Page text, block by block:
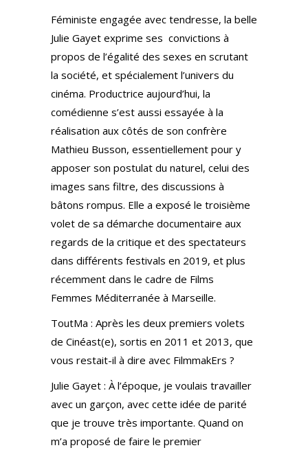
Féministe engagée avec tendresse, la belle
Julie Gayet exprime ses convictions à
propos de l’égalité des sexes en scrutant
la société, et spécialement l’univers du
cinéma. Productrice aujourd’hui, la
comédienne s’est aussi essayée à la
réalisation aux côtés de son confrère
Mathieu Busson, essentiellement pour y
apposer son postulat du naturel, celui des
images sans filtre, des discussions à
bâtons rompus. Elle a exposé le troisième
volet de sa démarche documentaire aux
regards de la critique et des spectateurs
dans différents festivals en 2019, et plus
récemment dans le cadre de Films
Femmes Méditerranée à Marseille.
ToutMa : Après les deux premiers volets
de Cinéast(e), sortis en 2011 et 2013, que
vous restait-il à dire avec FilmmakErs ?
Julie Gayet : À l’époque, je voulais travailler
avec un garçon, avec cette idée de parité
que je trouve très importante. Quand on
m’a proposé de faire le premier